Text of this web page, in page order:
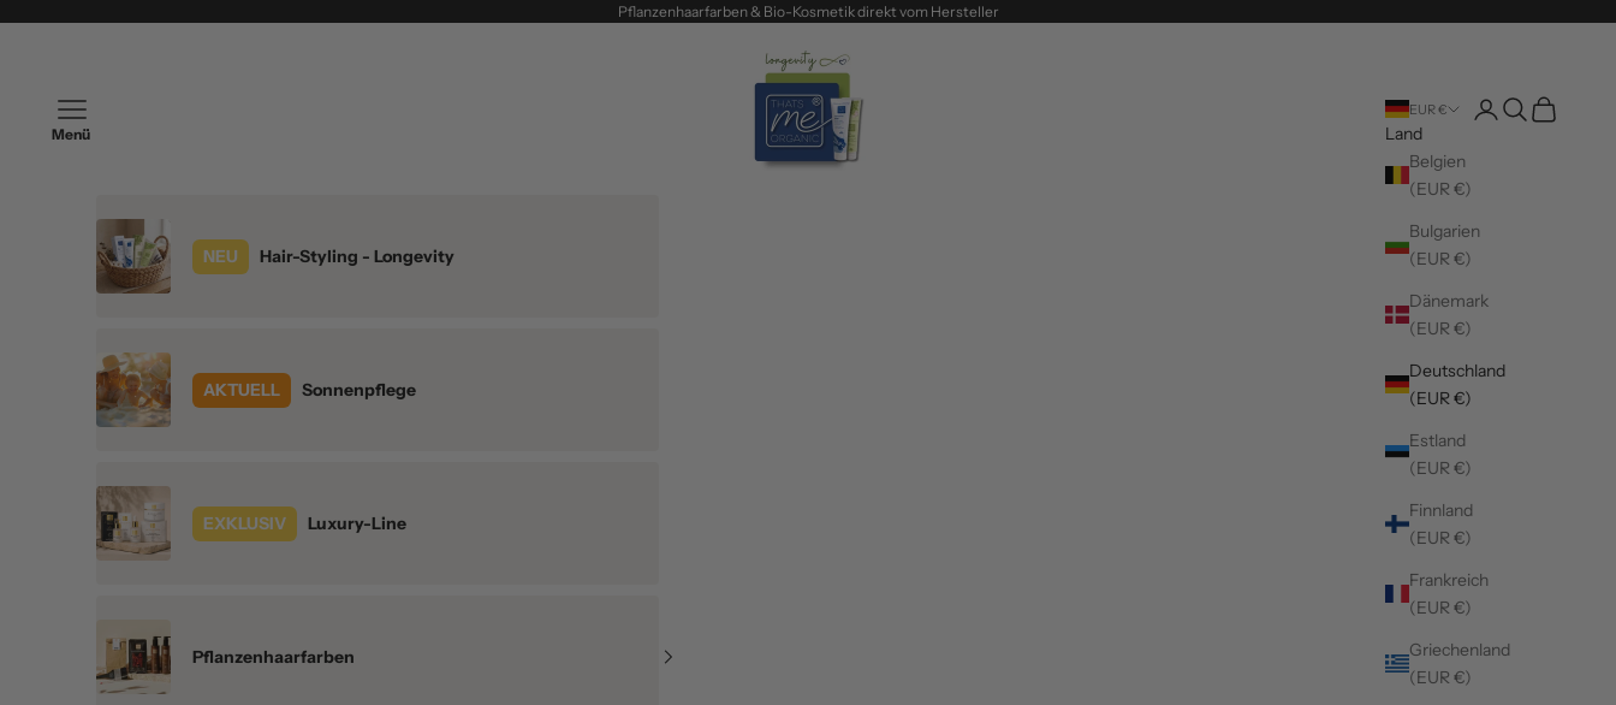
Pflanzenhaarfarben & Bio-Kosmetik direkt vom Hersteller
Thats me Organic®
Navigationsmenü öffnen EUR €
Land
Belgien
(EUR €)
Bulgarien
(EUR €)
Dänemark
(EUR €)
Deutschland
(EUR €)
Estland
(EUR €)
Finnland
(EUR €)
Frankreich
(EUR €)
Griechenland
(EUR €)
Suche öffnen
NEU Hair-Styling - Longevity
AKTUELL Sonnenpflege
EXKLUSIV Luxury-Line
Pflanzenhaarfarben